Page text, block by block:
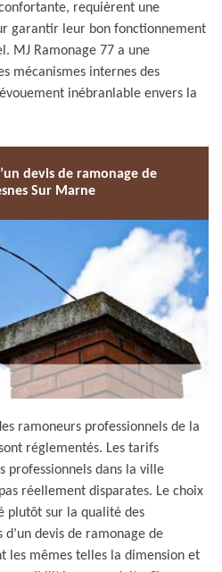
requièrent une
garantir leur bon fonctionnement
MJ Ramonage 77 a une
mécanismes internes des
inébranlable envers la
devis de ramonage de
Sur Marne
ramoneurs professionnels de la
réglementés. Les tarifs
professionnels dans la ville
réellement disparates. Le choix
plutôt sur la qualité des
d’un devis de ramonage de
les mêmes telles la dimension et